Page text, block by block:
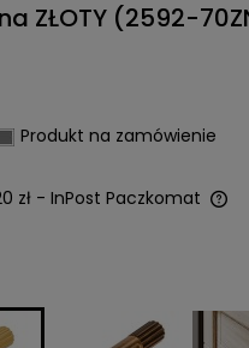
ZŁOTY (2592-
Produkt na zamówienie
zł - InPost Paczkomat